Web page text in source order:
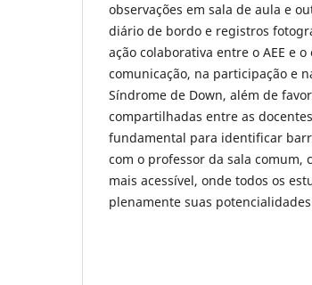
observações em sala de aula e
diário de bordo e registros
ação colaborativa entre o AEE e
comunicação, na participação e
Síndrome de Down, além de
compartilhadas entre as
fundamental para identificar
com o professor da sala
mais acessível, onde todos os
plenamente suas